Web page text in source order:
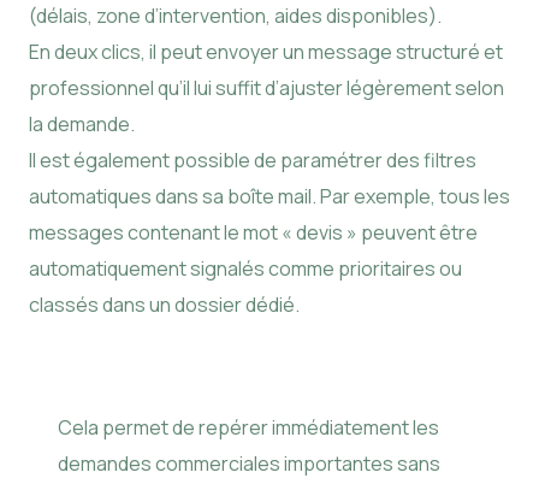
(délais, zone d’intervention, aides disponibles).
En deux clics, il peut envoyer un message structuré et
professionnel qu’il lui suffit d’ajuster légèrement selon
la demande.
Il est également possible de paramétrer des filtres
automatiques dans sa boîte mail. Par exemple, tous les
messages contenant le mot « devis » peuvent être
automatiquement signalés comme prioritaires ou
classés dans un dossier dédié.
Cela permet de repérer immédiatement les
demandes commerciales importantes sans